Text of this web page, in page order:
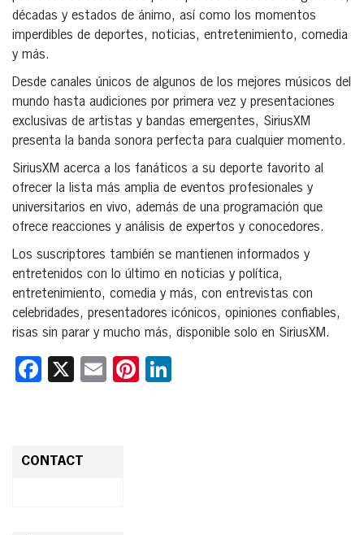
décadas y estados de ánimo, así como los momentos
imperdibles de deportes, noticias, entretenimiento, comedia
y más.
Desde canales únicos de algunos de los mejores músicos del
mundo hasta audiciones por primera vez y presentaciones
exclusivas de artistas y bandas emergentes, SiriusXM
presenta la banda sonora perfecta para cualquier momento.
SiriusXM acerca a los fanáticos a su deporte favorito al
ofrecer la lista más amplia de eventos profesionales y
universitarios en vivo, además de una programación que
ofrece reacciones y análisis de expertos y conocedores.
Los suscriptores también se mantienen informados y
entretenidos con lo último en noticias y política,
entretenimiento, comedia y más, con entrevistas con
celebridades, presentadores icónicos, opiniones confiables,
risas sin parar y mucho más, disponible solo en SiriusXM.
Facebook
X EmailPinterest
CONTACT